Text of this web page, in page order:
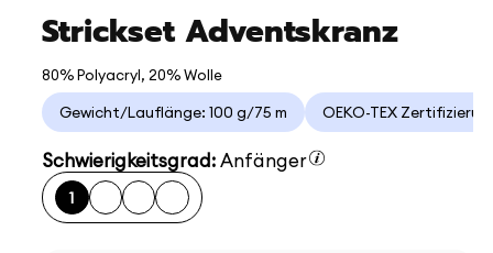
Strickset Adventskranz
80% Polyacryl, 20% Wolle
Gewicht/Lauflänge: 100 g/75 m OEKO-TEX
Schwierigkeitsgrad:Anfänger
1